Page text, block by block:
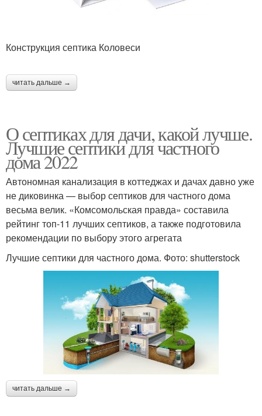
Конструкция септика Коловеси
читать дальше →
О септиках для дачи, какой лучше.
Лучшие септики для частного
дома 2022
Автономная канализация в коттеджах и дачах давно уже
не диковинка — выбор септиков для частного дома
весьма велик. «Комсомольская правда» составила
рейтинг топ-11 лучших септиков, а также подготовила
рекомендации по выбору этого агрегата
Лучшие септики для частного дома. Фото: shutterstock
читать дальше →